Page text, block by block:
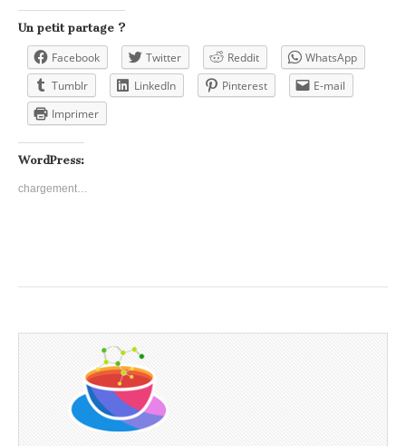
Un petit partage ?
Facebook Twitter Reddit
WhatsApp
Tumblr
LinkedIn Pinterest
E-mail
Imprimer
WordPress:
chargement…